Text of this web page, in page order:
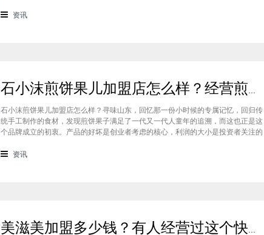
一下这个汉堡品牌加盟费多少钱？快乐星汉堡加盟连锁店怎么样？这个品牌在市场
资讯
石小沫煎饼果儿加盟店怎么样？经营煎饼果子店利润如何
石小沫煎饼果儿加盟店怎么样？寻味山东，回忆那一份小时候的专属记忆，回归传
统手工制作的食材，发现煎饼果子满足了一代又一代人童年的追溯，而这也正是这
个品牌成立的初衷。产品的好坏是创业者考虑的核心，利润的大小是投资者关注的
盟？能赚钱吗？下面小编将为大家解答这些问题。石小沫煎饼果儿加盟店怎么样？
资讯
美滋美加盟多少钱？有人经营过这个快餐品牌吗